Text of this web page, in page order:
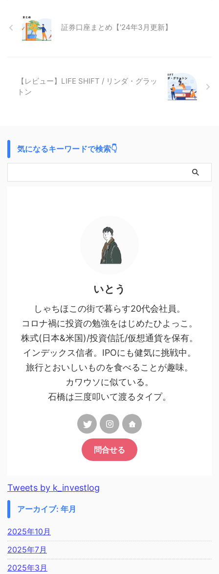
証券口座まとめ【'24年3月更新】
【レビュー】LIFE SHIFT / リンダ・グラッ
トン
気になるキーワードで検索👇
いとう
しゃちほこの街で暮らす20代会社員。
コロナ禍に投資の勉強をはじめたひよっこ。
株式(日本&米国)/投資信託/仮想通貨を保有。
インデックス信者。IPOにも健気に挑戦中。
旅行とおいしいものを食べることが趣味。
カワウソに似ている。
石橋は三度叩いて渡るタイプ。
問合せる
Tweets by k_investlog
アーカイブ: 年月
2025年10月
2025年7月
2025年3月